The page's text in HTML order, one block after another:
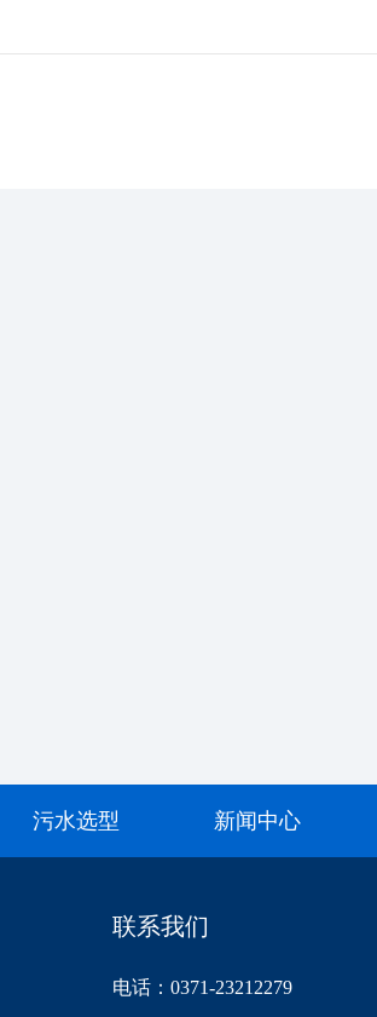
污水选型 新闻中心
联系我们
电话：0371-23212279